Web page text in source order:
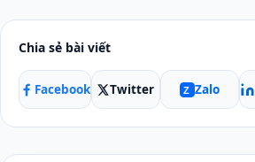
Chia sẻ bài viết
Facebook Twitter Z Zalo